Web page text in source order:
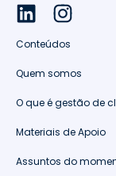
Conteúdos
Quem somos
O que é gestão de
Materiais de Apoio
Assuntos do